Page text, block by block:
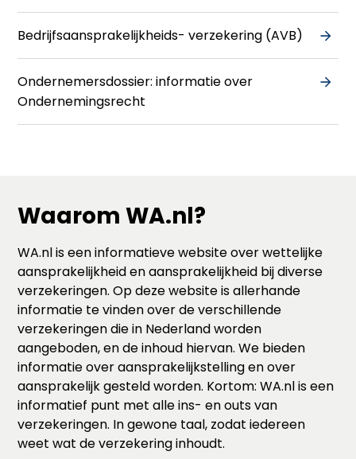
Bedrijfsaansprakelijkheids- verzekering (AVB)
Ondernemersdossier: informatie over
Ondernemingsrecht
Waarom WA.nl?
WA.nl is een informatieve website over wettelijke
aansprakelijkheid en aansprakelijkheid bij diverse
verzekeringen. Op deze website is allerhande
informatie te vinden over de verschillende
verzekeringen die in Nederland worden
aangeboden, en de inhoud hiervan. We bieden
informatie over aansprakelijkstelling en over
aansprakelijk gesteld worden. Kortom: WA.nl is een
informatief punt met alle ins- en outs van
verzekeringen. In gewone taal, zodat iedereen
weet wat de verzekering inhoudt.